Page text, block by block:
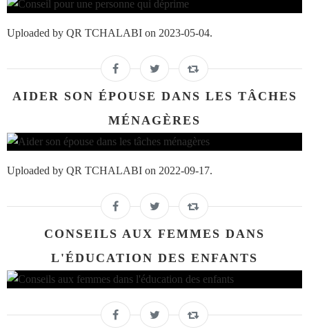
Uploaded by QR TCHALABI on 2023-05-04.
AIDER SON ÉPOUSE DANS LES TÂCHES
MÉNAGÈRES
Uploaded by QR TCHALABI on 2022-09-17.
CONSEILS AUX FEMMES DANS
L'ÉDUCATION DES ENFANTS